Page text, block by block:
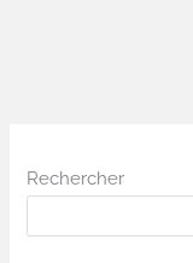
Rechercher